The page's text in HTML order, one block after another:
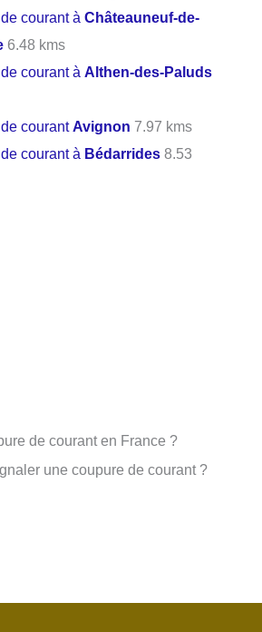
courant àChâteauneuf-de-
6.48 kms
courant àAlthen-des-Paluds
courantAvignon 7.97 kms
courant à Bédarrides 8.53
de courant en France ?
une coupure de courant ?